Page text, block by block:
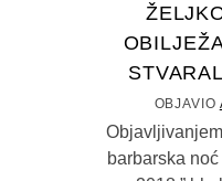
OBJAVIO
barbarska